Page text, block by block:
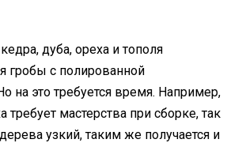
дуба, ореха и тополя
гробы с полированной
на это требуется время. Например,
требует мастерства при сборке, так
узкий, таким же получается и